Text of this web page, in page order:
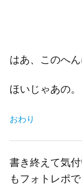
はあ、このへ
ほいじゃあの。
おわり
書き終えて気
もフォトレポ